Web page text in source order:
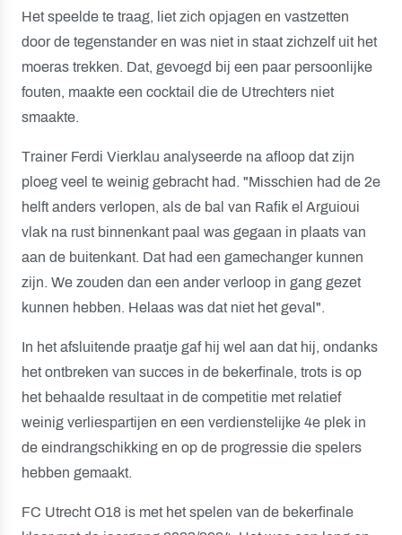
Het speelde te traag, liet zich opjagen en vastzetten
door de tegenstander en was niet in staat zichzelf uit het
moeras trekken. Dat, gevoegd bij een paar persoonlijke
fouten, maakte een cocktail die de Utrechters niet
smaakte.
Trainer Ferdi Vierklau analyseerde na afloop dat zijn
ploeg veel te weinig gebracht had. "Misschien had de 2e
helft anders verlopen, als de bal van Rafik el Arguioui
vlak na rust binnenkant paal was gegaan in plaats van
aan de buitenkant. Dat had een gamechanger kunnen
zijn. We zouden dan een ander verloop in gang gezet
kunnen hebben. Helaas was dat niet het geval".
In het afsluitende praatje gaf hij wel aan dat hij, ondanks
het ontbreken van succes in de bekerfinale, trots is op
het behaalde resultaat in de competitie met relatief
weinig verliespartijen en een verdienstelijke 4e plek in
de eindrangschikking en op de progressie die spelers
hebben gemaakt.
FC Utrecht O18 is met het spelen van de bekerfinale